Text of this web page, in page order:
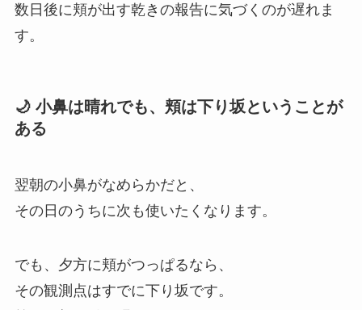
数日後に頬が出す乾きの報告に気づくのが遅れま
す。
🌙 小鼻は晴れでも、頬は下り坂ということが
ある
翌朝の小鼻がなめらかだと、
その日のうちに次も使いたくなります。
でも、夕方に頬がつっぱるなら、
その観測点はすでに下り坂です。